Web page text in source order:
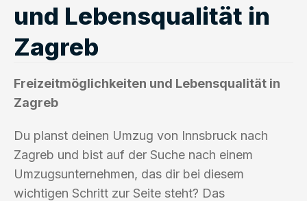
und Lebensqualität in
Zagreb
Freizeitmöglichkeiten und Lebensqualität in
Zagreb
Du planst deinen Umzug von Innsbruck nach
Zagreb und bist auf der Suche nach einem
Umzugsunternehmen, das dir bei diesem
wichtigen Schritt zur Seite steht? Das